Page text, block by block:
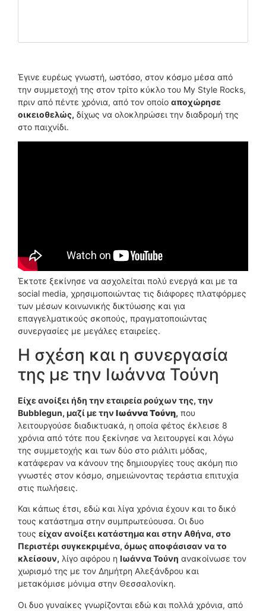
Έγινε ευρέως γνωστή, ωστόσο, στον κόσμο μέσα από
την συμμετοχή της στον τρίτο κύκλο του My Style Rocks,
πριν από πέντε χρόνια, από τον οποίο αποχώρησε
οικειοθελώς, δίχως να ολοκληρώσει την διαδρομή της
στο παιχνίδι.
Έκτοτε ξεκίνησε να ασχολείται πολύ ενεργά και με τα
social media, χρησιμοποιώντας τις διάφορες πλατφόρμες
των μέσων κοινωνικής δικτύωσης και για
επαγγελματικούς σκοπούς, πραγματοποιώντας
συνεργασίες με μεγάλες εταιρείες.
Η σχέση και η συνεργασία
της με την Ιωάννα Τούνη
Είχε ανοίξει ήδη την εταιρεία ρούχων της, την
Bubblegun, μαζί με την Ιωάννα Τούνη, που
λειτουργούσε διαδικτυακά, η οποία φέτος έκλεισε 8
χρόνια από τότε που ξεκίνησε να λειτουργεί και λόγω
της συμμετοχής και των δύο στο ριάλιτι μόδας,
κατάφεραν να κάνουν της δημιουργίες τους ακόμη πιο
γνωστές στον κόσμο, σημειώνοντας τεράστια επιτυχία
στις πωλήσεις.
Και κάπως έτσι, εδώ και λίγα χρόνια έχουν και το δικό
τους κατάστημα στην συμπρωτεύουσα. Οι δυο
τους είχαν ανοίξει κατάστημα και στην Αθήνα, στο
Περιστέρι συγκεκριμένα, όμως αποφάσισαν να το
κλείσουν, λίγο αφόρου η Ιωάννα Τούνη ανακοίνωσε τον
χωρισμό της με τον Δημήτρη Αλεξάνδρου και
μετακόμισε μόνιμα στην Θεσσαλονίκη.
Οι δυο γυναίκες γνωρίζονται εδώ και πολλά χρόνια, από